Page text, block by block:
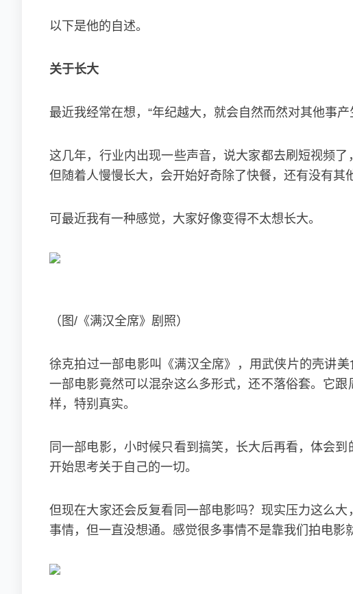
以下是他的自述。
关于长大
最近我经常在想，“年纪越大，就会自然而然对其他事产
这几年，行业内出现一些声音，说大家都去刷短视频
但随着人慢慢长大，会开始好奇除了快餐，还有没有其
可最近我有一种感觉，大家好像变得不太想长大。
（图/《满汉全席》剧照）
徐克拍过一部电影叫《满汉全席》，用武侠片的壳讲
一部电影竟然可以混杂这么多形式，还不落俗套。它
样，特别真实。
同一部电影，小时候只看到搞笑，长大后再看，体会
开始思考关于自己的一切。
但现在大家还会反复看同一部电影吗？现实压力这么
事情，但一直没想通。感觉很多事情不是靠我们拍电影